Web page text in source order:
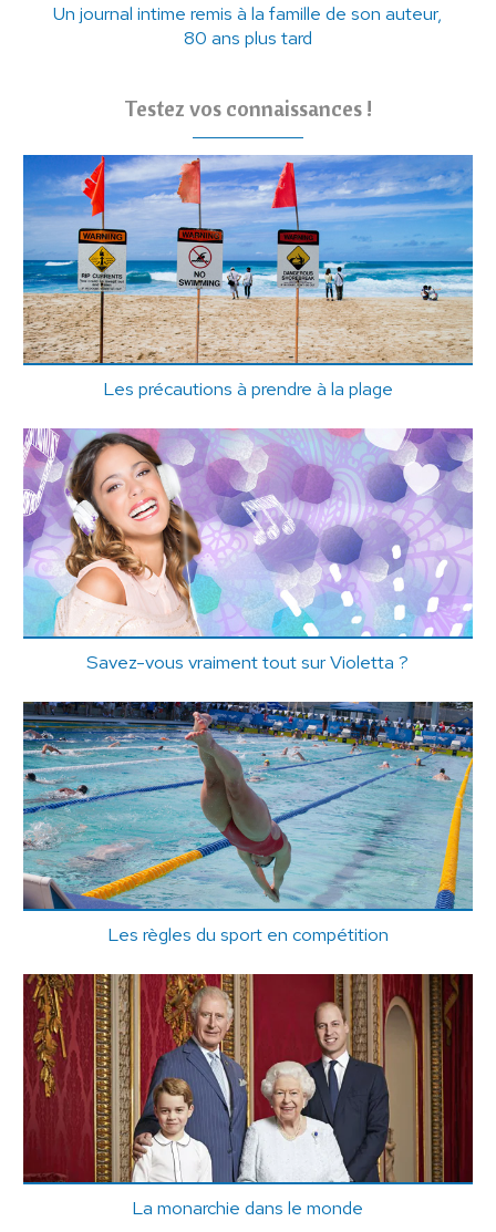
Un journal intime remis à la famille de son auteur,
80 ans plus tard
Testez vos connaissances !
Les précautions à prendre à la plage
Savez-vous vraiment tout sur Violetta ?
Les règles du sport en compétition
La monarchie dans le monde